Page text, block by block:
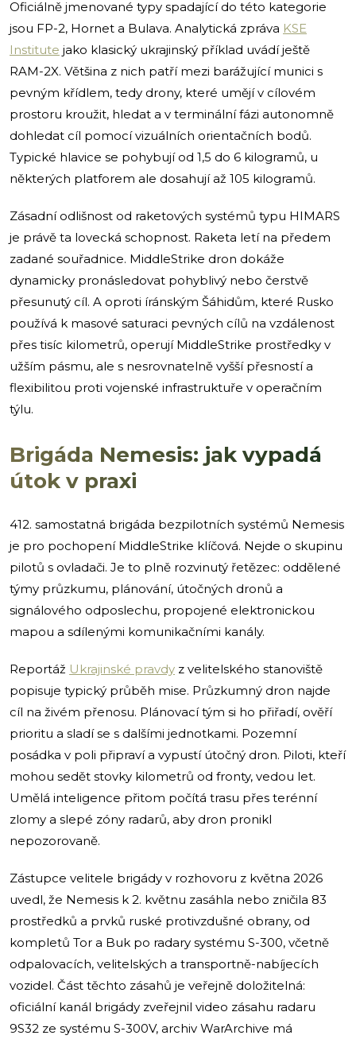
Oficiálně jmenované typy spadající do této kategorie
jsou FP-2, Hornet a Bulava. Analytická zpráva KSE
Institute jako klasický ukrajinský příklad uvádí ještě
RAM-2X. Většina z nich patří mezi barážující munici s
pevným křídlem, tedy drony, které umějí v cílovém
prostoru kroužit, hledat a v terminální fázi autonomně
dohledat cíl pomocí vizuálních orientačních bodů.
Typické hlavice se pohybují od 1,5 do 6 kilogramů, u
některých platforem ale dosahují až 105 kilogramů.
Zásadní odlišnost od raketových systémů typu HIMARS
je právě ta lovecká schopnost. Raketa letí na předem
zadané souřadnice. MiddleStrike dron dokáže
dynamicky pronásledovat pohyblivý nebo čerstvě
přesunutý cíl. A oproti íránským Šáhidům, které Rusko
používá k masové saturaci pevných cílů na vzdálenost
přes tisíc kilometrů, operují MiddleStrike prostředky v
užším pásmu, ale s nesrovnatelně vyšší přesností a
flexibilitou proti vojenské infrastruktuře v operačním
týlu.
Brigáda Nemesis: jak vypadá
útok v praxi
412. samostatná brigáda bezpilotních systémů Nemesis
je pro pochopení MiddleStrike klíčová. Nejde o skupinu
pilotů s ovladači. Je to plně rozvinutý řetězec: oddělené
týmy průzkumu, plánování, útočných dronů a
signálového odposlechu, propojené elektronickou
mapou a sdílenými komunikačními kanály.
Reportáž Ukrajinské pravdy z velitelského stanoviště
popisuje typický průběh mise. Průzkumný dron najde
cíl na živém přenosu. Plánovací tým si ho přiřadí, ověří
prioritu a sladí se s dalšími jednotkami. Pozemní
posádka v poli připraví a vypustí útočný dron. Piloti, kteří
mohou sedět stovky kilometrů od fronty, vedou let.
Umělá inteligence přitom počítá trasu přes terénní
zlomy a slepé zóny radarů, aby dron pronikl
nepozorovaně.
Zástupce velitele brigády v rozhovoru z května 2026
uvedl, že Nemesis k 2. květnu zasáhla nebo zničila 83
prostředků a prvků ruské protivzdušné obrany, od
kompletů Tor a Buk po radary systému S-300, včetně
odpalovacích, velitelských a transportně-nabíjecích
vozidel. Část těchto zásahů je veřejně doložitelná:
oficiální kanál brigády zveřejnil video zásahu radaru
9S32 ze systému S-300V, archiv WarArchive má